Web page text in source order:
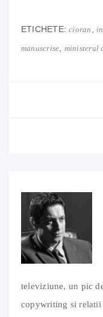
ETICHETE:cioran
manuscrise ministerul
televiziune, un pic
copywriting si relatii